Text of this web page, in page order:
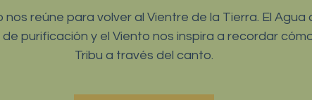
nos reúne para volver al Vientre de la Tierra. El Agua
de purificación y el Viento nos inspira a recordar
Tribu a través del canto.